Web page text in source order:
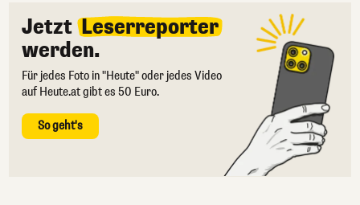
Jetzt Leserreporter
werden.
Für jedes Foto in "Heute" oder jedes Video
auf Heute.at gibt es 50 Euro.
So geht's